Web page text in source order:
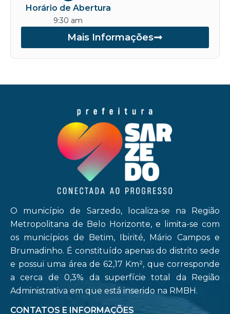
Horário de Abertura
9:30 am
Mais Informações
O município de Sarzedo, localiza-se na Região
Metropolitana de Belo Horizonte, e limita-se com
os municípios de Betim, Ibirité, Mário Campos e
Brumadinho. É constituído apenas do distrito sede
e possui uma área de 62,17 Km², que corresponde
a cerca de 0,3% da superfície total da Região
Administrativa em que está inserido na RMBH.
CONTATOS E INFORMAÇÕES